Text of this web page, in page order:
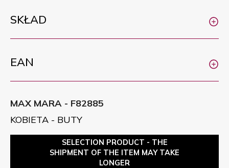
SKŁAD
EAN
MAX MARA - F82885
KOBIETA - BUTY
SELECTION PRODUCT - THE
SHIPMENT OF THE ITEM MAY TAKE
LONGER